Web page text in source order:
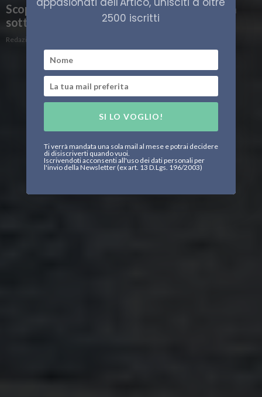
Scoperta una struttura geologica gigantesca
sotto i ghiacci dell’Antartide
Redazione
2500 iscritti
SI LO VOGLIO!
Ti verrà mandata una sola mail al mese e potrai decidere
di disiscriverti quando vuoi.
Iscrivendoti acconsenti all'uso dei dati personali per
l'invio della Newsletter (ex art. 13 D.Lgs. 196/2003)